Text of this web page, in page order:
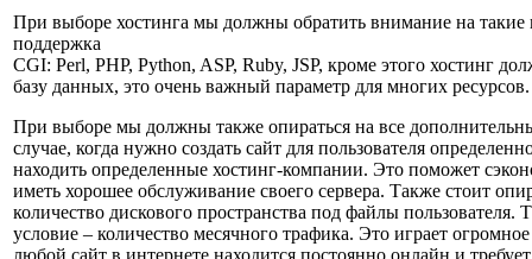
При выборе хостинга мы должны обратить внимание на такие
поддержка
CGI: Perl, PHP, Python, ASP, Ruby, JSP, кроме этого хостинг
базу данных, это очень важный параметр для многих ресурсов.
При выборе мы должны также опираться на все
случае, когда нужно создать сайт для пользователя
находить определенные хостинг-компании. Это поможет
иметь хорошее обслуживание своего сервера. Также стоит
количество дискового пространства под файлы пользователя.
условие – количество месячного трафика. Это играет огромное
любой сайт в интернете находится постоянно онлайн и